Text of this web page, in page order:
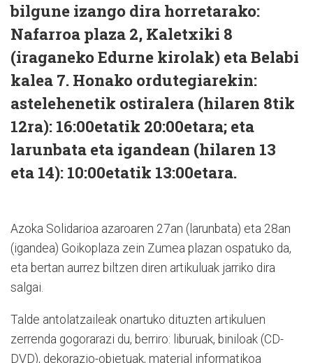
bilgune izango dira horretarako:
Nafarroa plaza 2, Kaletxiki 8
(iraganeko Edurne kirolak) eta Belabi
kalea 7. Honako ordutegiarekin:
astelehenetik ostiralera (hilaren 8tik
12ra): 16:00etatik 20:00etara; eta
larunbata eta igandean (hilaren 13
eta 14): 10:00etatik 13:00etara.
Azoka Solidarioa azaroaren 27an (larunbata) eta 28an
(igandea) Goikoplaza zein Zumea plazan ospatuko da,
eta bertan aurrez biltzen diren artikuluak jarriko dira
salgai.
Talde antolatzaileak onartuko dituzten artikuluen
zerrenda gogorarazi du, berriro: liburuak, biniloak (CD-
DVD), dekorazio-objetuak, material informatikoa